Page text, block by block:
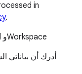
in
.
أريد تلقّي نشرات إخبارية من Google Cloud وWorkspace
أدرك أن بياناتي